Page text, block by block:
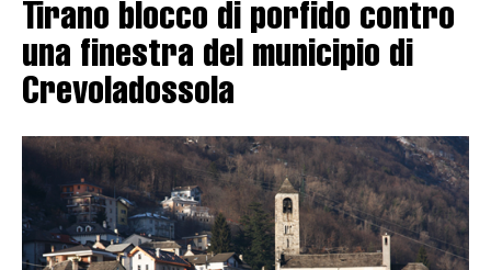
Tirano blocco di porfido contro
una finestra del municipio di
Crevoladossola